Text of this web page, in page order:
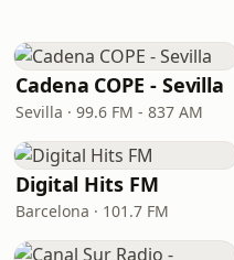
Cadena COPE - Sevilla
Sevilla · 99.6 FM - 837 AM
Digital Hits FM
Barcelona · 101.7 FM